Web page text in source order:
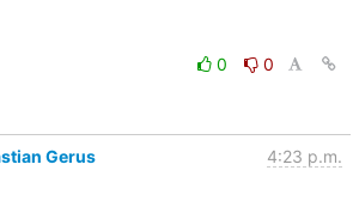
0
0
Gerus 4:23 p.m.